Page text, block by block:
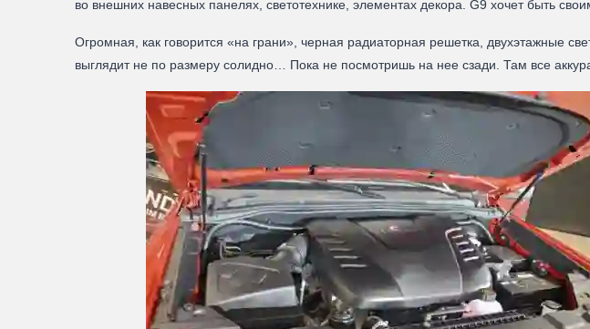
во внешних навесных панелях, светотехнике, элементах декора. G9 хочет быть
Огромная, как говорится «на грани», черная радиаторная решетка, двухэтажные
выглядит не по размеру солидно… Пока не посмотришь на нее сзади. Там все